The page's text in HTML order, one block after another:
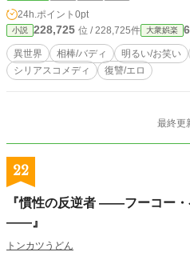
24h.ポイント 0pt
小説 228,725 位 / 228,725件 大衆娯楽
異世界 相棒/バディ 明るい/お笑い
シリアスコメディ
復讐/エロ
最終更
22
『慣性の反逆者 ――フーコー
――』
トンカツうどん